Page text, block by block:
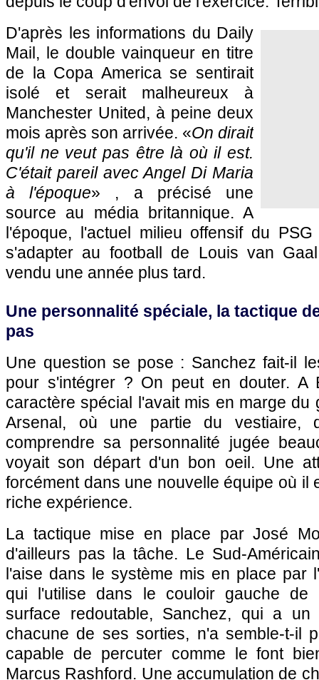
D'après les informations du Daily
Mail, le double vainqueur en titre
de la Copa America se sentirait
isolé et serait malheureux à
Manchester United, à peine deux
mois après son arrivée. «On dirait
qu'il ne veut pas être là où il est.
C'était pareil avec Angel Di Maria
à l'époque» , a précisé une
source au média britannique. A
l'époque, l'actuel milieu offensif du
s'adapter au football de Louis van
vendu une année plus tard.
Une personnalité spéciale, la tactique
pas
Une question se pose : Sanchez fait-il
pour s'intégrer ? On peut en douter. A
caractère spécial l'avait mis en marge du
Arsenal, où une partie du
comprendre sa personnalité jugée
voyait son départ d'un bon oeil. Une
forcément dans une nouvelle équipe où il
riche expérience.
La tactique mise en place par José
d'ailleurs pas la tâche. Le Sud-
l'aise dans le système mis en place par
qui l'utilise dans le couloir gauche de
surface redoutable, Sanchez, qui a un
chacune de ses sorties, n'a semble-t-il
capable de percuter comme le font
Marcus Rashford. Une accumulation de